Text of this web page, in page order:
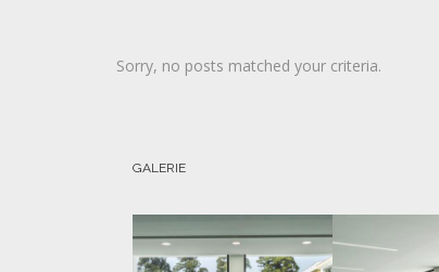
Sorry, no posts matched your criteria.
GALERIE